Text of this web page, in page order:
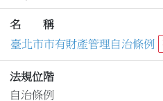
名 稱
臺北市市有財產管理自治條例
法規位階
自治條例